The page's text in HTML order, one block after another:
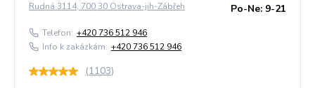
Rudná 3114, 700 30 Ostrava-jih-Zábřeh Po-Ne: 9-21
Telefon: +420 736 512 946
Info k zakázkám: +420 736 512 946
(1103)